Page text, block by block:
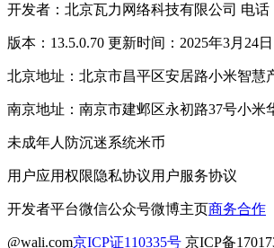
开发者：北京瓦力网络科技有限公司 电话
版本：13.5.0.70 更新时间：2025年3月24日
北京地址：北京市昌平区安居路小米智慧
南京地址：南京市建邺区永初路37号小米
未成年人防沉迷系统米币
用户应用权限隐私协议用户服务协议
开发者平台微信公众号微博主页商务合作
@wali.com京ICP证110335号 京ICP备